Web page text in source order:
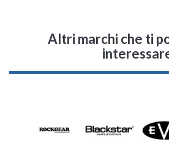
Altri marchi che ti